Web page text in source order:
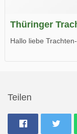
Thüringer
Hallo liebe
Teilen